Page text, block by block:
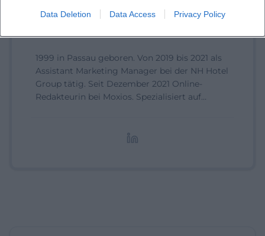
Data Deletion Data Access Privacy Policy
1999 in Passau geboren. Von 2019 bis 2021 als
Assistant Marketing Manager bei der NH Hotel
Group tätig. Seit Dezember 2021 Online-
Redakteurin bei Moxios. Spezialisiert auf